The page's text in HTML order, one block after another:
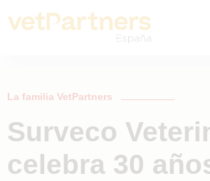
La familia VetPartners
Surveco
celebra 30